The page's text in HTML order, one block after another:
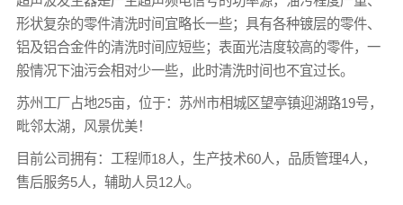
形状复杂的零件清洗时间宜略长一些；具有各种镀层的零件、
铝及铝合金件的清洗时间应短些；表面光洁度较高的零件，一
般情况下油污会相对少一些，此时清洗时间也不宜过长。
苏州工厂占地25亩，位于：苏州市相城区望亭镇迎湖路19号，
毗邻太湖，风景优美！
目前公司拥有：工程师18人，生产技术60人，品质管理4人，
售后服务5人，辅助人员12人。